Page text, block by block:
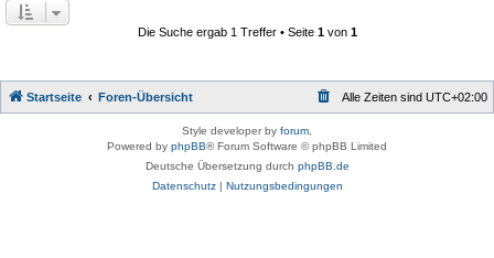
Die Suche ergab 1 Treffer • Seite 1von 1
Startseite Foren-Übersicht Alle Zeiten sind UTC+02:00
Style developer by forum
Powered by phpBB® Forum Software © phpBB Limited
Deutsche Übersetzung durch phpBB.de
Datenschutz| Nutzungsbedingungen